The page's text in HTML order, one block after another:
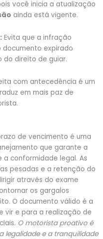
você inicia a atualização
ainda está vigente.
Evita que a infração
documento expirado
do direito de guiar.
com antecedência é um
em mais paz de
de vencimento é uma
que garante a
a conformidade legal. As
pesadas e a retenção do
através do exame
os gargalos
O documento válido é a
vir e para a realização de
O motorista proativo é
legalidade e a tranquilidade